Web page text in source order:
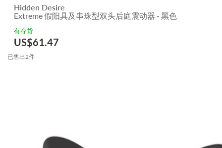
Hidden Desire
Extreme 假阳具及串珠型双头后庭震动器 - 黑色
有存货
US$61.47
已售出2件